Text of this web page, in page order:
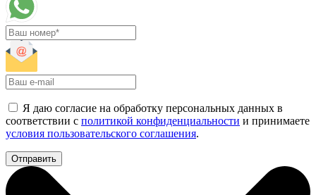
Я даю согласие на обработку персональных данных в
соответствии с политикой конфиденциальности и принимаете
условия пользовательского соглашения.